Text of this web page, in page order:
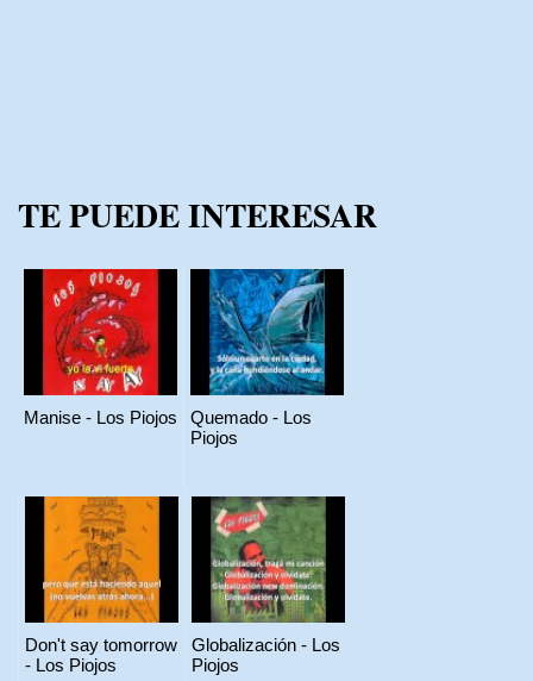
TE PUEDE INTERESAR
Manise - Los Piojos
Quemado - Los
Piojos
Don't say tomorrow
- Los Piojos
Globalización - Los
Piojos